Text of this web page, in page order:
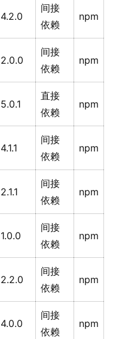
4.2.0
间接
依赖
npm
2.0.0
间接
依赖
npm
5.0.1
直接
依赖
npm
4.1.1
间接
依赖
npm
2.1.1
间接
依赖
npm
1.0.0
间接
依赖
npm
2.2.0
间接
依赖
npm
4.0.0
间接
依赖
npm